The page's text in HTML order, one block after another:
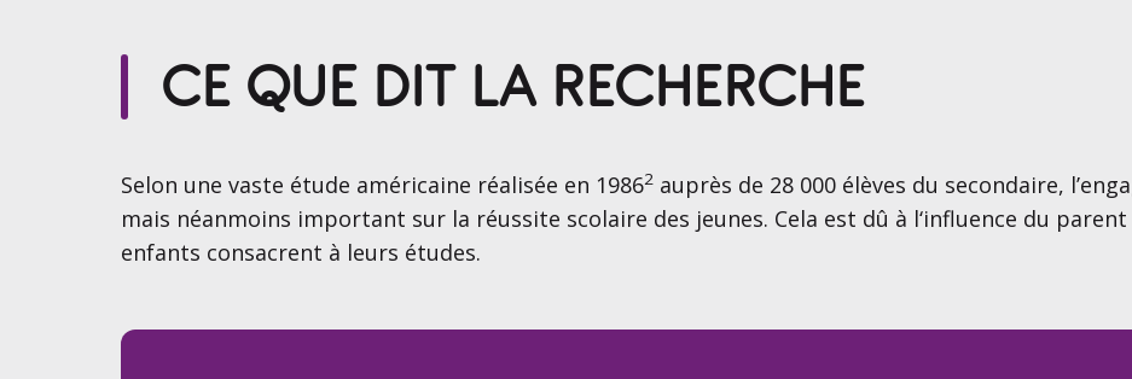
CE QUE DIT LA RECHERCHE
Selon une vaste étude américaine réalisée en 19862 auprès de 28 000 élèves du secondaire,
mais néanmoins important sur la réussite scolaire des jeunes. Cela est dû à l‘influence du
enfants consacrent à leurs études.